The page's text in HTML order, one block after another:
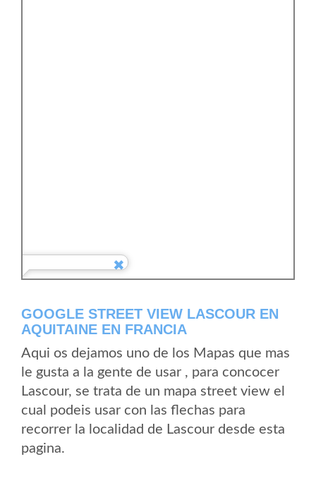
GOOGLE STREET VIEW LASCOUR EN
AQUITAINE EN FRANCIA
Aqui os dejamos uno de los Mapas que mas
le gusta a la gente de usar , para concocer
Lascour, se trata de un mapa street view el
cual podeis usar con las flechas para
recorrer la localidad de Lascour desde esta
pagina.